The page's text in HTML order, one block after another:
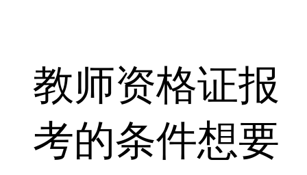
教师资格证报
考的条件想要